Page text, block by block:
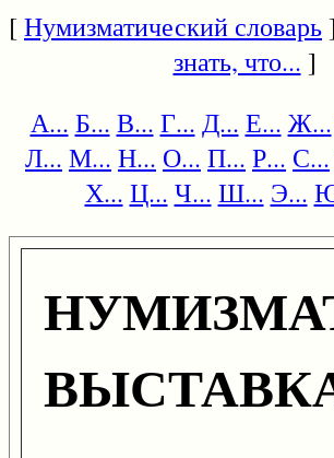
[Нумизматический словарь
знать, что... ]
А... Б... В... Г... Д... Е... Ж...
Л... М... Н... О... П... Р... С...
Х... Ц... Ч... Ш... Э...